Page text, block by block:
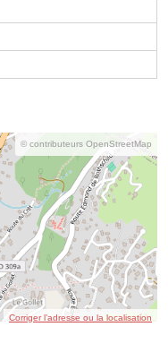
© contributeurs OpenStreetMap
Corriger l’adresse ou la localisation